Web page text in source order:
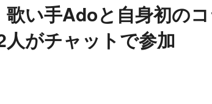
い手Adoと自身初の
がチャットで参加